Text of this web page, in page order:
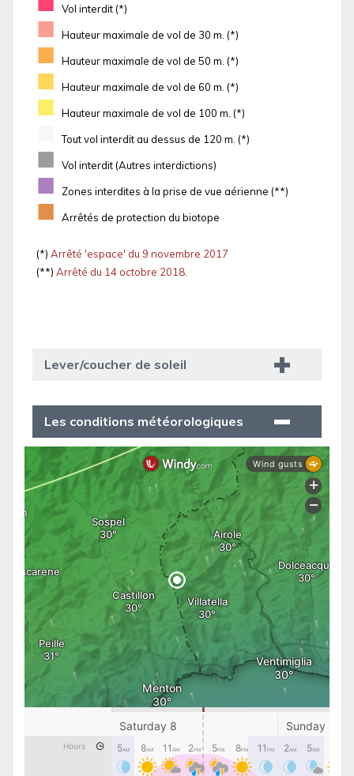
Vol interdit (*)
■ Hauteur maximale de vol de 30 m. (*)
■ Hauteur maximale de vol de 50 m. (*)
■ Hauteur maximale de vol de 60 m. (*)
■ Hauteur maximale de vol de 100 m. (*)
Tout vol interdit au dessus de 120 m. (*)
■ Vol interdit (Autres interdictions)
■ Zones interdites à la prise de vue aérienne (**)
■ Arrêtés de protection du biotope
(*) Arrêté 'espace' du 9 novembre 2017
(**) Arrêté du 14 octobre 2018.
Lever/coucher de soleil
Les conditions météorologiques